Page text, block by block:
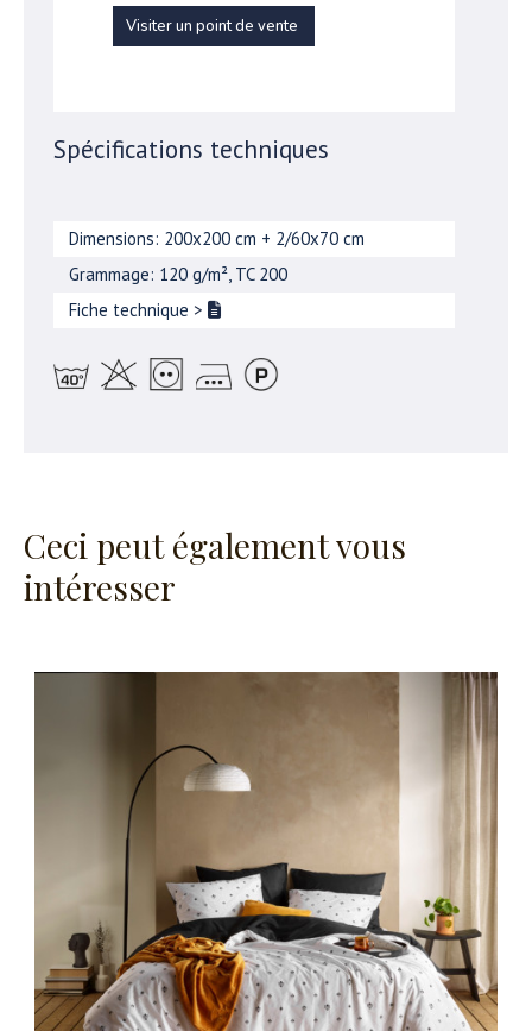
Visiter un point de vente
Spécifications techniques
Dimensions: 200x200 cm + 2/60x70 cm
Grammage: 120 g/m², TC 200
Fiche technique >
Ceci peut également vous
intéresser